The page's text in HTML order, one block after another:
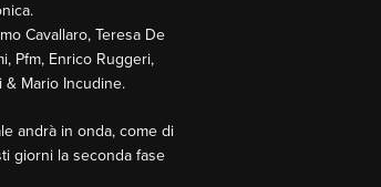
Cavallaro, Teresa De
Pfm, Enrico Ruggeri,
& Mario Incudine.
andrà in onda, come di
giorni la seconda fase